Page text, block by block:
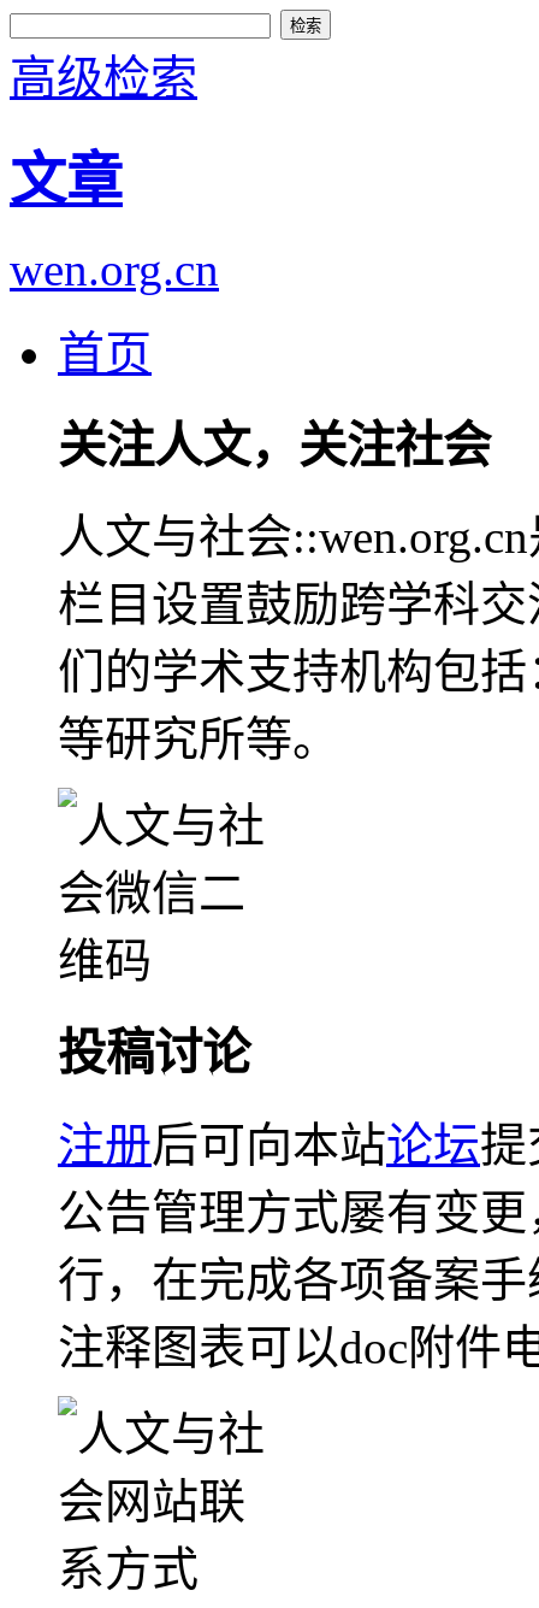
高级检索
文章
wen.org.cn
首页
关注人文，关注社会
人文与社会
栏目设置鼓励跨学科
们的学术支持机构包
等研究所等。
投稿讨论
注册后可向本站论坛提
公告管理方式屡有变
行，在完成各项备案
注释图表可以doc附件